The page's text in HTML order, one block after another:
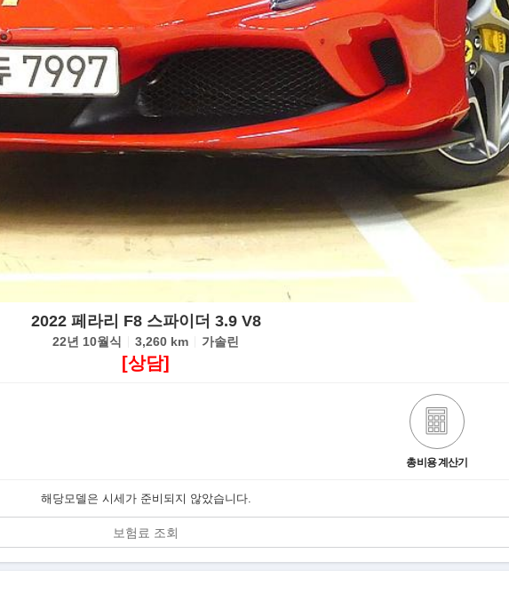
2022 페라리 F8 스파이더 3.9 V8
22년 10월식 3,260 km 가솔린
[상담]
총비용 계산기
해당모델은 시세가 준비되지 않았습니다.
보험료 조회